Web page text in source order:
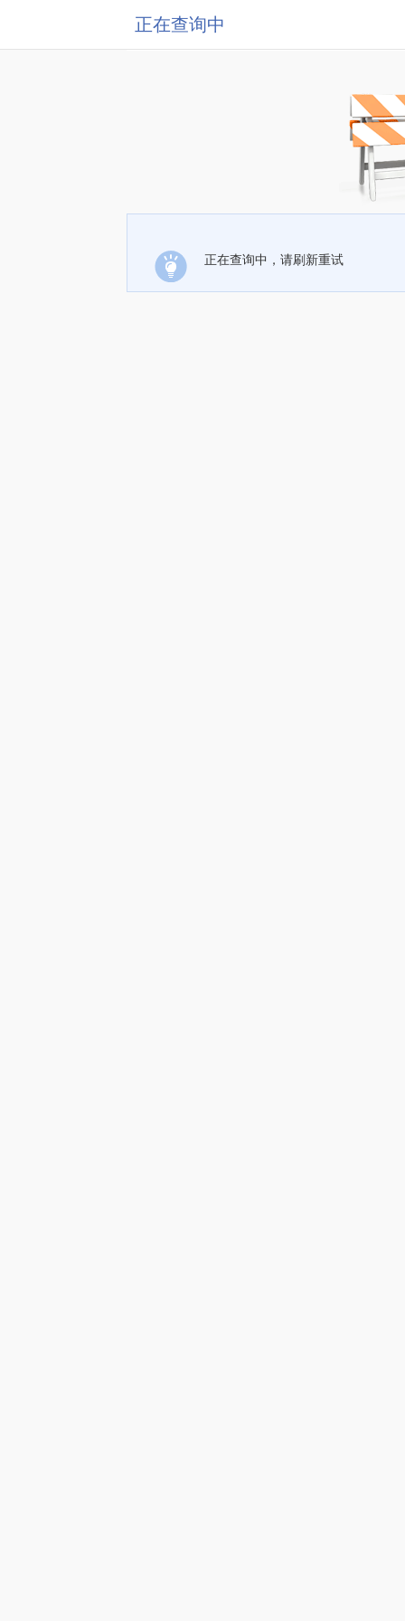
正在查询中
正在查询中，请刷新重试